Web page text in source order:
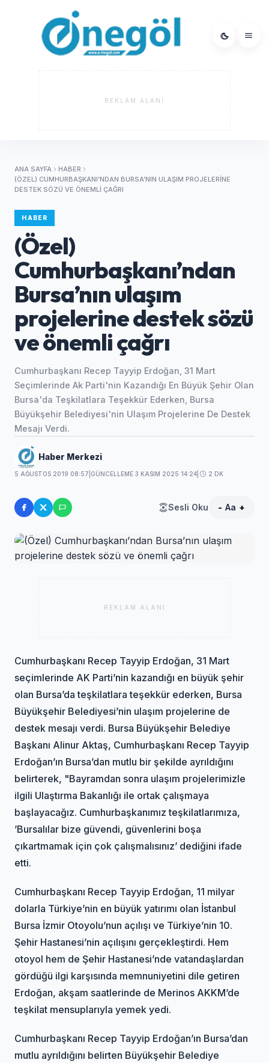
REKLAM ALANI
ANA SAYFA
HABER
(ÖZEL) CUMHURBAŞKANI’NDAN BURSA’NIN ULAŞIM PROJELERINE
DESTEK SÖZÜ VE ÖNEMLI ÇAĞRI
HABER
(Özel)
Cumhurbaşkanı’ndan
Bursa’nın ulaşım
projelerine destek sözü
ve önemli çağrı
Cumhurbaşkanı Recep Tayyip Erdoğan, 31 Mart
Seçimlerinde Ak Parti'nin Kazandığı En Büyük Şehir Olan
Bursa'da Teşkilatlara Teşekkür Ederken, Bursa
Büyükşehir Belediyesi'nin Ulaşım Projelerine De Destek
Mesajı Verdi.
Haber Merkezi
5 AĞUSTOS 2019 08:57 GÜNCELLEME 3 KASIM 2025 14:24 2 DK
Sesli Oku - Aa +
REKLAM ALANI
Cumhurbaşkanı Recep Tayyip Erdoğan, 31 Mart
seçimlerinde AK Parti’nin kazandığı en büyük şehir
olan Bursa’da teşkilatlara teşekkür ederken, Bursa
Büyükşehir Belediyesi’nin ulaşım projelerine de
destek mesajı verdi. Bursa Büyükşehir Belediye
Başkanı Alinur Aktaş, Cumhurbaşkanı Recep Tayyip
Erdoğan’ın Bursa’dan mutlu bir şekilde ayrıldığını
belirterek, "Bayramdan sonra ulaşım projelerimizle
ilgili Ulaştırma Bakanlığı ile ortak çalışmaya
başlayacağız. Cumhurbaşkanımız teşkilatlarımıza,
’Bursalılar bize güvendi, güvenlerini boşa
çıkartmamak için çok çalışmalısınız’ dediğini ifade
etti.
Cumhurbaşkanı Recep Tayyip Erdoğan, 11 milyar
dolarla Türkiye’nin en büyük yatırımı olan İstanbul
Bursa İzmir Otoyolu’nun açılışı ve Türkiye’nin 10.
Şehir Hastanesi’nin açılışını gerçekleştirdi. Hem
otoyol hem de Şehir Hastanesi’nde vatandaşlardan
gördüğü ilgi karşısında memnuniyetini dile getiren
Erdoğan, akşam saatlerinde de Merinos AKKM’de
teşkilat mensuplarıyla yemek yedi.
Cumhurbaşkanı Recep Tayyip Erdoğan’ın Bursa’dan
mutlu ayrıldığını belirten Büyükşehir Belediye